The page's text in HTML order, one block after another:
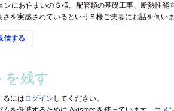
ンにお住まいのＳ様。配管類の基礎工事、断熱性
を実感されているというＳ様ご夫妻にお話を伺いま
信する
を残す
るには ログイン してください。